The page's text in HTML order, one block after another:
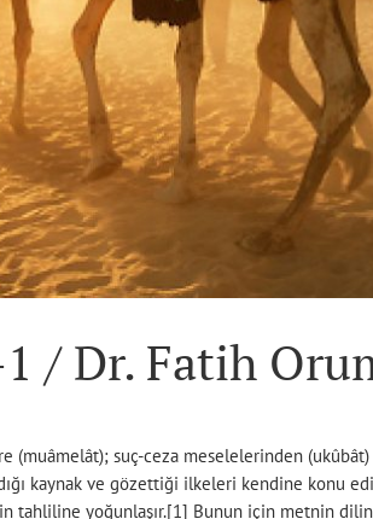
/ Dr. Fatih
suç-ceza meselelerinden
kaynak ve gözettiği ilkeleri kendine konu
yoğunlaşır.[1] Bunun için metnin